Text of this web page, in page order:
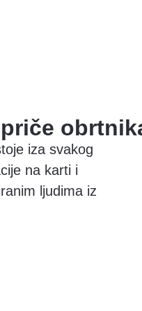
iza svakog
na karti i
ljudima iz